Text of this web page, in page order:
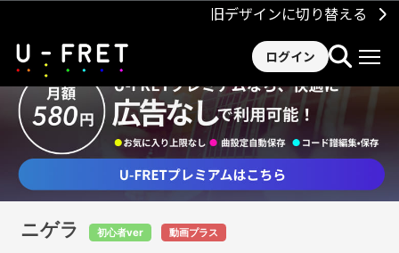
旧デザインに切り替える
ログイン
ニゲラ 初心者ver 動画プラス